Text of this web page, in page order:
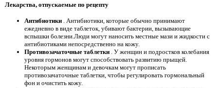
Лекарства, отпускаемые по рецепту
Антибиотики . Антибиотики, которые обычно принимают
ежедневно в виде таблеток, убивают бактерии, вызывающие
вспышки болезни.Люди могут наносить местные мази и жидкости с
антибиотиками непосредственно на кожу.
Противозачаточные таблетки . У женщин и подростков колебания
уровня гормонов могут способствовать развитию прыщей.
Некоторым женщинам и девочкам могут прописать
противозачаточные таблетки, чтобы регулировать гормональный
фон и очистить кожу.